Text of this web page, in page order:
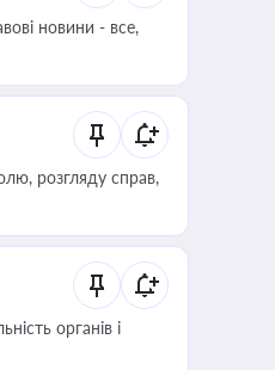
новини - все,
розгляду справ,
органів і